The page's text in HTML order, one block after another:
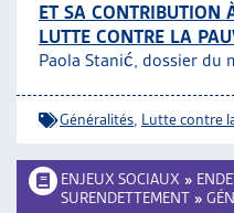
ET SA CONTRIBUTION
LUTTE CONTRE LA
Paola Stanić, dossier du
Généralités Lutte contre
ENJEUX SOCIAUX »
SURENDETTEMENT »